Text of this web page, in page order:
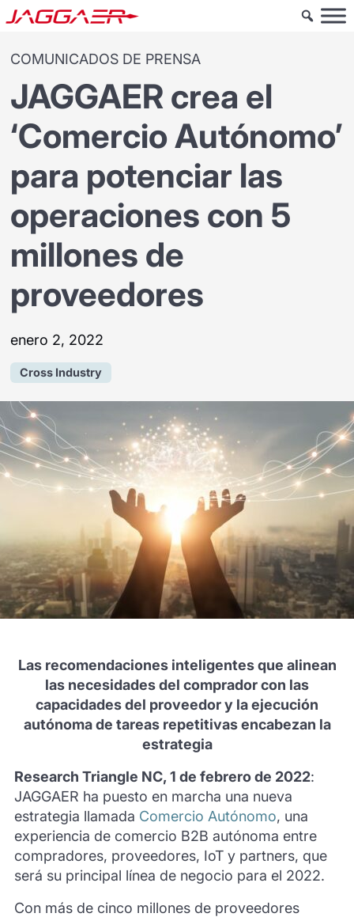
COMUNICADOS DE PRENSA
JAGGAER crea el
‘Comercio Autónomo’
para potenciar las
operaciones con 5
millones de
proveedores
enero 2, 2022
Cross Industry
Las recomendaciones inteligentes que alinean
las necesidades del comprador con las
capacidades del proveedor y la ejecución
autónoma de tareas repetitivas encabezan la
estrategia
Research Triangle NC, 1 de febrero de 2022:
JAGGAER ha puesto en marcha una nueva
estrategia llamada Comercio Autónomo, una
experiencia de comercio B2B autónoma entre
compradores, proveedores, IoT y partners, que
será su principal línea de negocio para el 2022.
Con más de cinco millones de proveedores